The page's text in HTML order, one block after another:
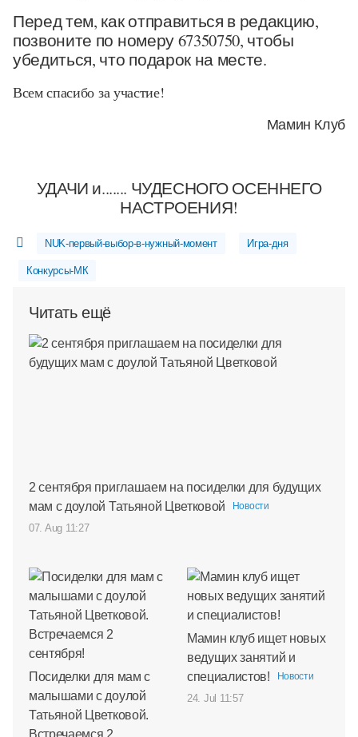
Перед тем, как отправиться в редакцию,
позвоните по номеру 67350750, чтобы
убедиться, что подарок на месте.
Всем спасибо за участие!
Мамин Клуб
УДАЧИ и....... ЧУДЕСНОГО ОСЕННЕГО
НАСТРОЕНИЯ!
NUK-первый-выбор-в-нужный-момент Игра-дня
Конкурсы-МК
Читать ещё
2 сентября приглашаем на посиделки для будущих
мам с доулой Татьяной Цветковой
Новости
07. Aug 11:27
Посиделки для мам с
малышами с доулой
Татьяной Цветковой.
Встречаемся 2
Мамин клуб ищет новых
ведущих занятий и
специалистов!
Новости
24. Jul 11:57